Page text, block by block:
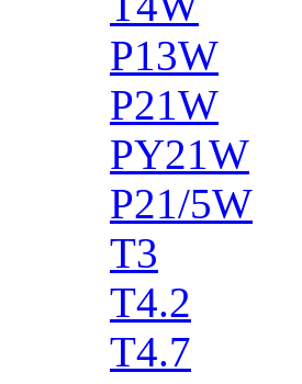
P13W
P21W
PY21W
P21/5W
T3
T4.2
T4.7